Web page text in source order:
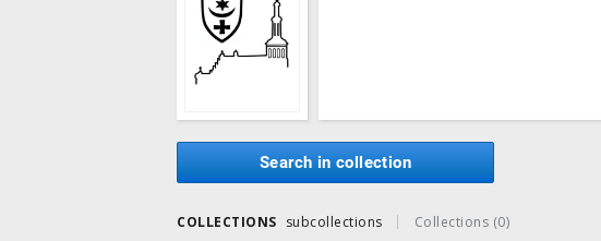
Search in collection
COLLECTIONS subcollections Collections (0)